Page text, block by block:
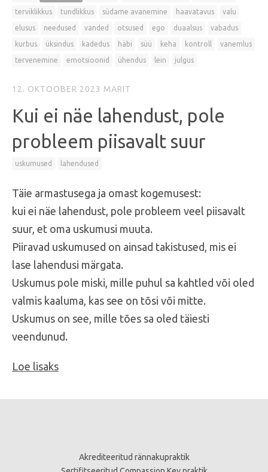
terviklikkus tundlikkus südame avanemine haavatavus valu
elusus needused vanded otsused ego duaalsus vabadus
kurbus üksindus kadedus häbi süü keha kontroll vanemlus
tervenemine emotsioonid ühendus lein julgus
12. OKTOOBER 2023 MARIT
Kui ei näe lahendust, pole
probleem piisavalt suur
uskumused lahendused
Täie armastusega ja omast kogemusest:
kui ei näe lahendust, pole probleem veel piisavalt
suur, et oma uskumusi muuta.
Piiravad uskumused on ainsad takistused, mis ei
lase lahendusi märgata.
Uskumus pole miski, mille puhul sa kahtled või oled
valmis kaaluma, kas see on tõsi või mitte.
Uskumus on see, mille tões sa oled täiesti
veendunud.
Loe lisaks
Akrediteeritud rännakupraktik